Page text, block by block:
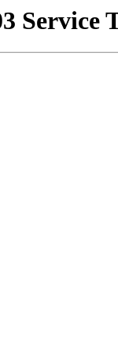
Service